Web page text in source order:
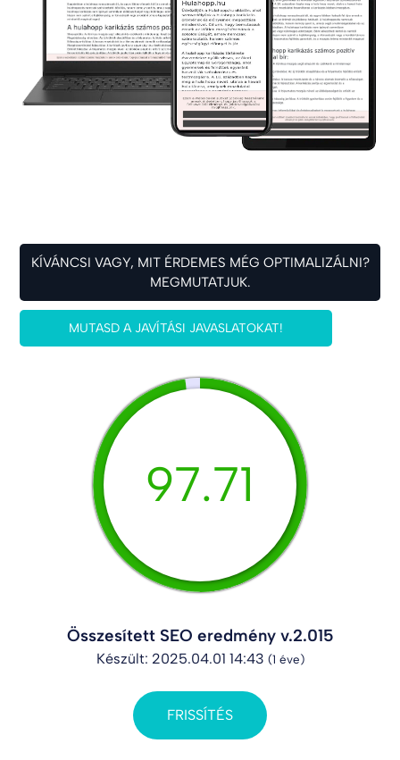
KÍVÁNCSI VAGY, MIT ÉRDEMES MÉG OPTIMALIZÁLNI?
MEGMUTATJUK.
MUTASD A JAVÍTÁSI JAVASLATOKAT!
97.71
Összesített SEO eredmény v.2.015
Készült: 2025.04.01 14:43 (1 éve)
FRISSÍTÉS